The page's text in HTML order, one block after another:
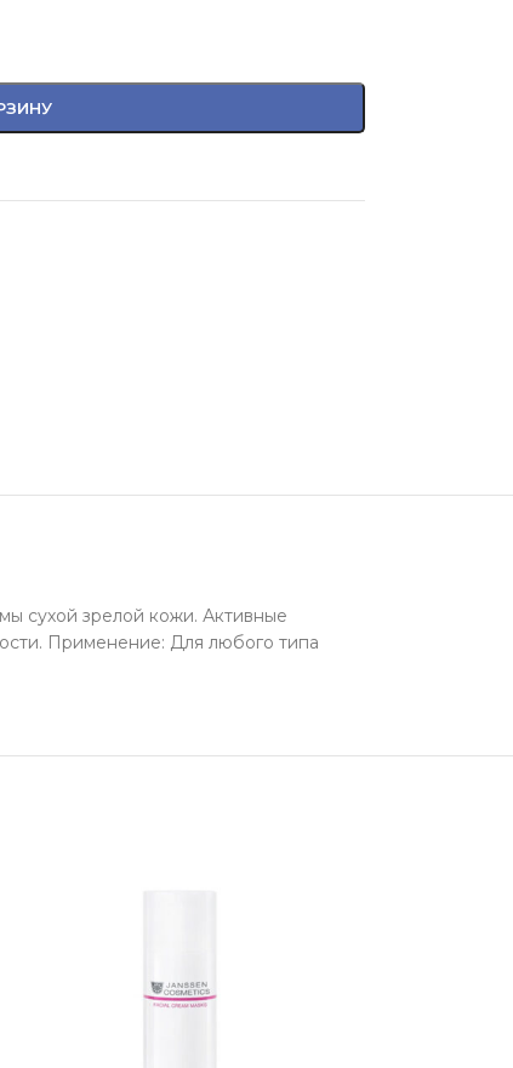
сухой зрелой кожи. Активные
Применение: Для любого типа